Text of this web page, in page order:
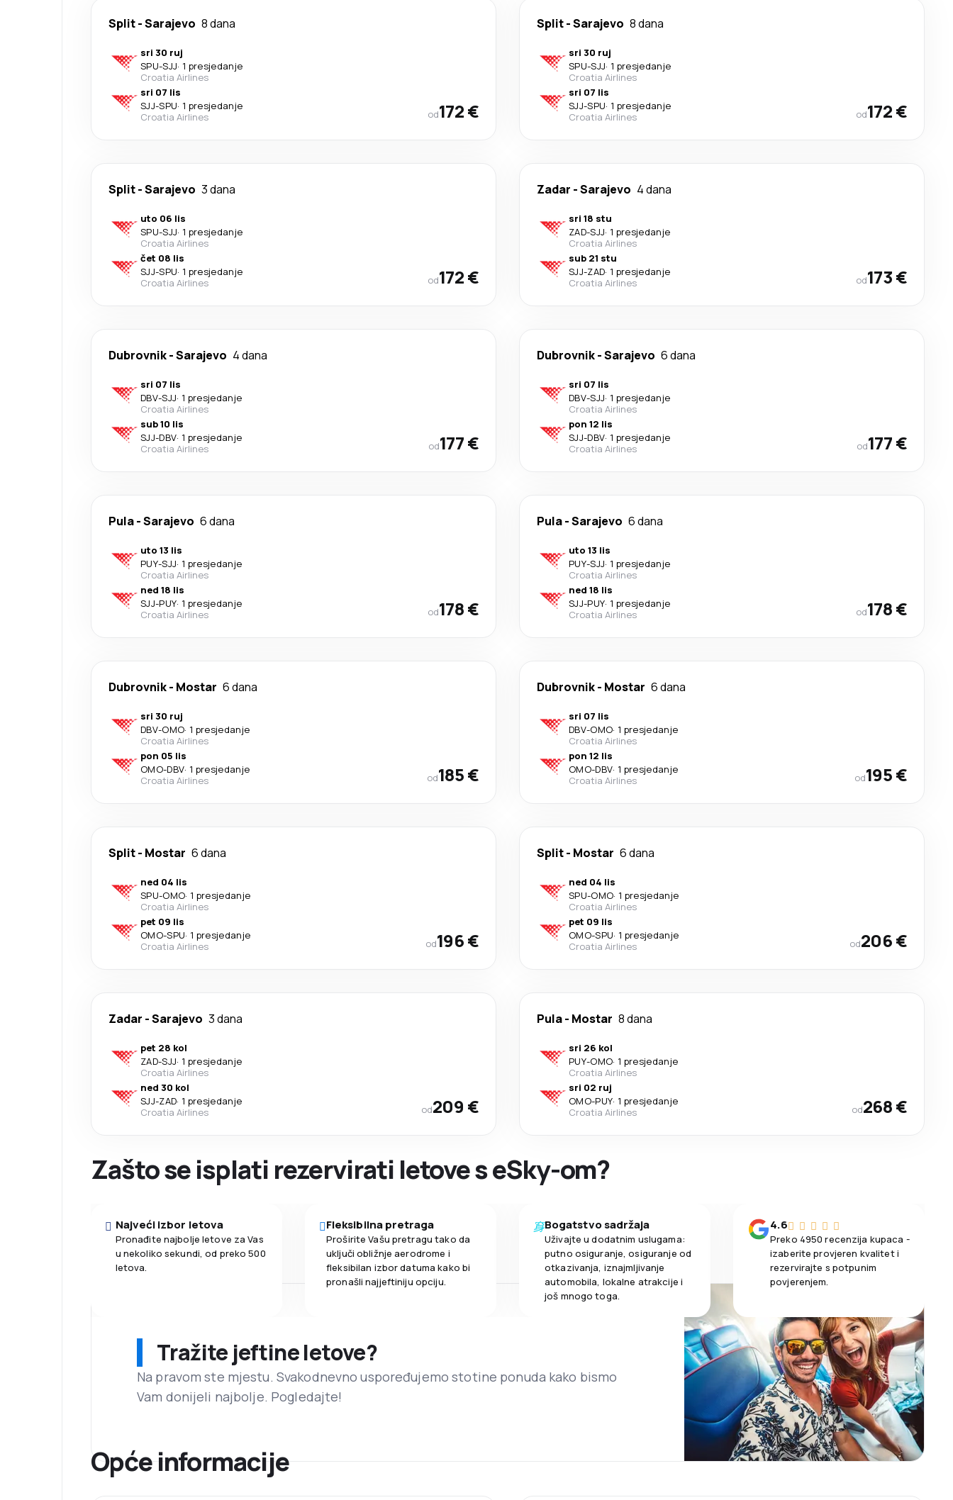
Split-Sarajevo 8 dana
sri 30 ruj
SPU-SJJ· 1 presjedanje
Croatia Airlines
sri 07 lis
SJJ-SPU· 1 presjedanje
Croatia Airlines
od172 €
Split-Sarajevo 8 dana
sri 30 ruj
SPU-SJJ· 1 presjedanje
Croatia Airlines
sri 07 lis
SJJ-SPU· 1 presjedanje
Croatia Airlines
od172 €
Split-Sarajevo 3 dana
uto 06 lis
SPU-SJJ· 1 presjedanje
Croatia Airlines
čet 08 lis
SJJ-SPU· 1 presjedanje
Croatia Airlines
od172 €
Zadar -Sarajevo 4 dana
sri 18 stu
ZAD-SJJ· 1 presjedanje
Croatia Airlines
sub 21 stu
SJJ-ZAD· 1 presjedanje
Croatia Airlines
od173 €
Dubrovnik-Sarajevo 4 dana
sri 07 lis
DBV-SJJ· 1 presjedanje
Croatia Airlines
sub 10 lis
SJJ-DBV· 1 presjedanje
Croatia Airlines
od177 €
Dubrovnik-Sarajevo 6 dana
sri 07 lis
DBV-SJJ· 1 presjedanje
Croatia Airlines
pon 12 lis
SJJ-DBV· 1 presjedanje
Croatia Airlines
od177 €
Pula-Sarajevo 6 dana
uto 13 lis
PUY-SJJ· 1 presjedanje
Croatia Airlines
ned 18 lis
SJJ-PUY· 1 presjedanje
Croatia Airlines
od178 €
Pula-Sarajevo 6 dana
uto 13 lis
PUY-SJJ· 1 presjedanje
Croatia Airlines
ned 18 lis
SJJ-PUY· 1 presjedanje
Croatia Airlines
od178 €
Dubrovnik- Mostar 6 dana
sri 30 ruj
DBV-OMO· 1 presjedanje
Croatia Airlines
pon 05 lis
OMO-DBV· 1 presjedanje
Croatia Airlines
od185 €
Dubrovnik- Mostar 6 dana
sri 07 lis
DBV-OMO· 1 presjedanje
Croatia Airlines
pon 12 lis
OMO-DBV· 1 presjedanje
Croatia Airlines
od195 €
Split- Mostar 6 dana
ned 04 lis
SPU-OMO· 1 presjedanje
Croatia Airlines
pet 09 lis
OMO-SPU· 1 presjedanje
Croatia Airlines
od196 €
Split- Mostar 6 dana
ned 04 lis
SPU-OMO· 1 presjedanje
Croatia Airlines
pet 09 lis
OMO-SPU· 1 presjedanje
Croatia Airlines
od206 €
Zadar -Sarajevo 3 dana
pet 28 kol
ZAD-SJJ· 1 presjedanje
Croatia Airlines
ned 30 kol
SJJ-ZAD· 1 presjedanje
Croatia Airlines
od209 €
Pula- Mostar 8 dana
sri 26 kol
PUY-OMO· 1 presjedanje
Croatia Airlines
sri 02 ruj
OMO-PUY· 1 presjedanje
Croatia Airlines
od268 €
Zašto se isplati rezervirati letove s eSky-om?
Najveći izbor letova
Pronađite najbolje letove za Vas
u nekoliko sekundi, od preko 500
letova.
Fleksibilna pretraga
Proširite Vašu pretragu tako da
uključi obližnje aerodrome i
fleksibilan izbor datuma kako bi
pronašli najjeftiniju opciju.
Bogatstvo sadržaja
Uživajte u dodatnim uslugama:
putno osiguranje, osiguranje od
otkazivanja, iznajmljivanje
automobila, lokalne atrakcije i
još mnogo toga.
4.6
Preko 4950 recenzija kupaca -
izaberite provjeren kvalitet i
rezervirajte s potpunim
povjerenjem.
Tražite jeftine letove?
Na pravom ste mjestu. Svakodnevno uspoređujemo stotine ponuda kako bismo
Vam donijeli najbolje. Pogledajte!
Opće informacije